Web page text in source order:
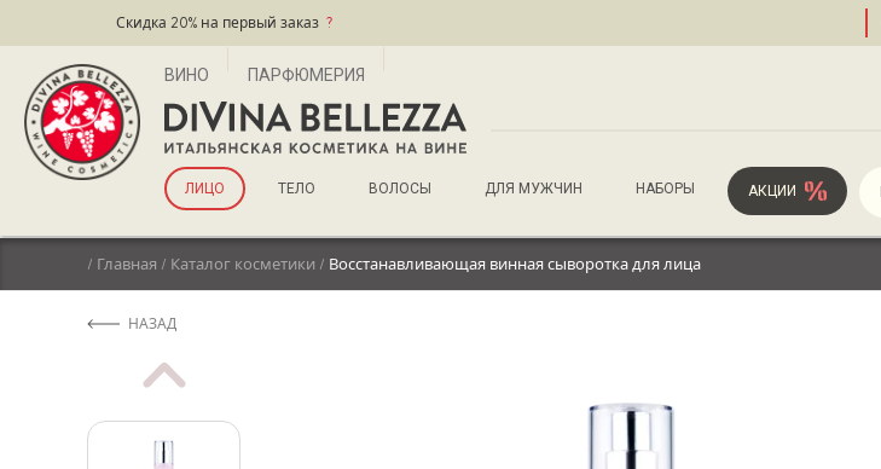
Скидка 20% на первый заказ ?
ВИНО ПАРФЮМЕРИЯ
ЛИЦО ТЕЛО ВОЛОСЫ ДЛЯ МУЖЧИН НАБОРЫ АКЦИИ
/ Главная / Каталог косметики / Восстанавливающая винная сыворотка для лица
НАЗАД